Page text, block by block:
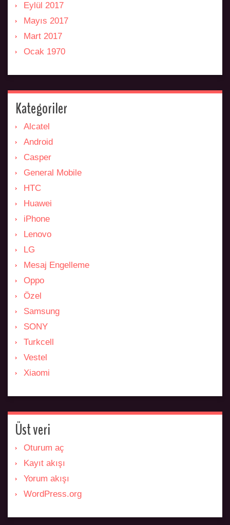
Eylül 2017
Mayıs 2017
Mart 2017
Ocak 1970
Kategoriler
Alcatel
Android
Casper
General Mobile
HTC
Huawei
iPhone
Lenovo
LG
Mesaj Engelleme
Oppo
Özel
Samsung
SONY
Turkcell
Vestel
Xiaomi
Üst veri
Oturum aç
Kayıt akışı
Yorum akışı
WordPress.org